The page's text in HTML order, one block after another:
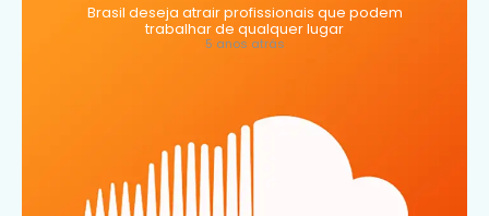
Brasil deseja atrair profissionais que podem
trabalhar de qualquer lugar
5 anos atrás